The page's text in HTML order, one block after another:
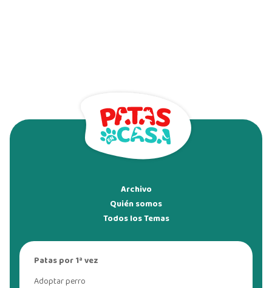
Archivo
Quién somos
Todos los Temas
Patas por 1ª vez
Adoptar perro